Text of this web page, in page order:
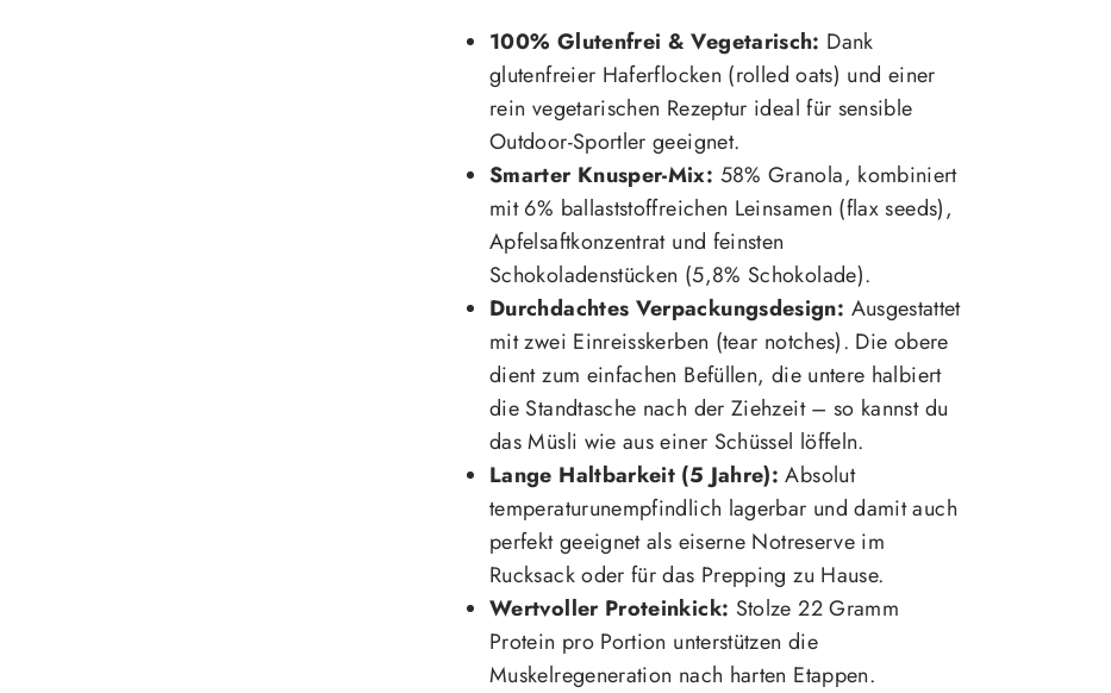
100% Glutenfrei & Vegetarisch: Dank
glutenfreier Haferflocken (rolled oats) und einer
rein vegetarischen Rezeptur ideal für sensible
Outdoor-Sportler geeignet.
Smarter Knusper-Mix: 58% Granola, kombiniert
mit 6% ballaststoffreichen Leinsamen (flax seeds),
Apfelsaftkonzentrat und feinsten
Schokoladenstücken (5,8% Schokolade).
Durchdachtes Verpackungsdesign: Ausgestattet
mit zwei Einreisskerben (tear notches). Die obere
dient zum einfachen Befüllen, die untere halbiert
die Standtasche nach der Ziehzeit – so kannst du
das Müsli wie aus einer Schüssel löffeln.
Lange Haltbarkeit (5 Jahre): Absolut
temperaturunempfindlich lagerbar und damit auch
perfekt geeignet als eiserne Notreserve im
Rucksack oder für das Prepping zu Hause.
Wertvoller Proteinkick: Stolze 22 Gramm
Protein pro Portion unterstützen die
Muskelregeneration nach harten Etappen.